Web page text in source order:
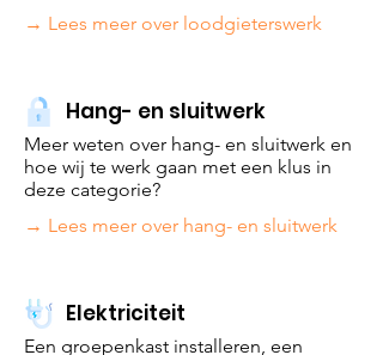
→ Lees meer over loodgieterswerk
Hang- en sluitwerk
Meer weten over hang- en sluitwerk en
hoe wij te werk gaan met een klus in
deze categorie?
→ Lees meer over hang- en sluitwerk
Elektriciteit
Een groepenkast installeren, een